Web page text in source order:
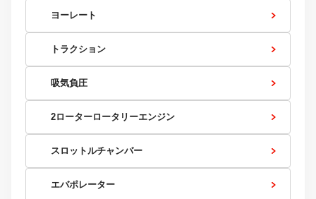
ヨーレート
トラクション
吸気負圧
2ローターロータリーエンジン
スロットルチャンバー
エバポレーター